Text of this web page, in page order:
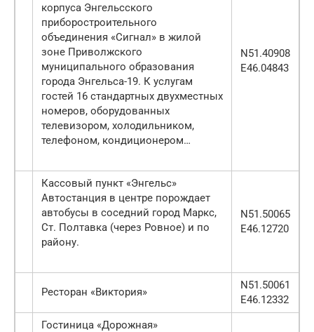
корпуса Энгельсского
приборостроительного
объединения «Сигнал» в жилой
зоне Приволжского
муниципального образования
города Энгельса-19. К услугам
гостей 16 стандартных двухместных
номеров, оборудованных
телевизором, холодильником,
телефоном, кондиционером…
N51.40908
E46.04843
Кассовый пункт «Энгельс»
Автостанция в центре порождает
автобусы в соседний город Маркс,
Ст. Полтавка (через Ровное) и по
району.
N51.50065
E46.12720
Ресторан «Виктория»
N51.50061
E46.12332
Гостиница «Дорожная»